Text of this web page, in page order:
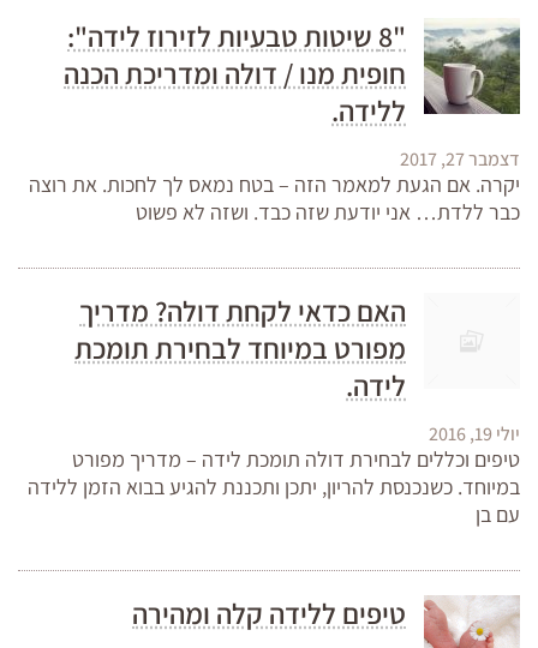
"8 שיטות טבעיות לזירוז לידה":
חופית מנו / דולה ומדריכת הכנה
ללידה.
דצמבר 27, 2017
יקרה. אם הגעת למאמר הזה – בטח נמאס לך לחכות. את רוצה
כבר ללדת… אני יודעת שזה כבד. ושזה לא פשוט
האם כדאי לקחת דולה? מדריך
מפורט במיוחד לבחירת תומכת
לידה.
יולי 19, 2016
טיפים וכללים לבחירת דולה תומכת לידה – מדריך מפורט
במיוחד. כשנכנסת להריון, יתכן ותכננת להגיע בבוא הזמן ללידה
עם בן
טיפים ללידה קלה ומהירה